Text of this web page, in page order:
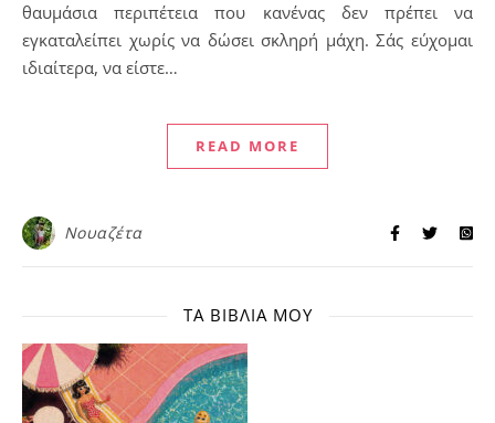
θαυμάσια περιπέτεια που κανένας δεν πρέπει να
εγκαταλείπει χωρίς να δώσει σκληρή μάχη. Σάς εύχομαι
ιδιαίτερα, να είστε…
READ MORE
Νουαζέτα
ΤΑ ΒΙΒΛΊΑ ΜΟΥ